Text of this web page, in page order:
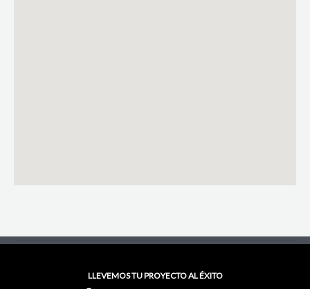
LLEVEMOS TU PROYECTO AL ÉXITO